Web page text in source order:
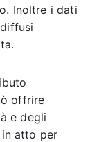
Inoltre i dati
offrire
e degli
atto per